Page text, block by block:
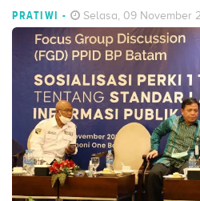
PRATIWI - Selasa, 09 November